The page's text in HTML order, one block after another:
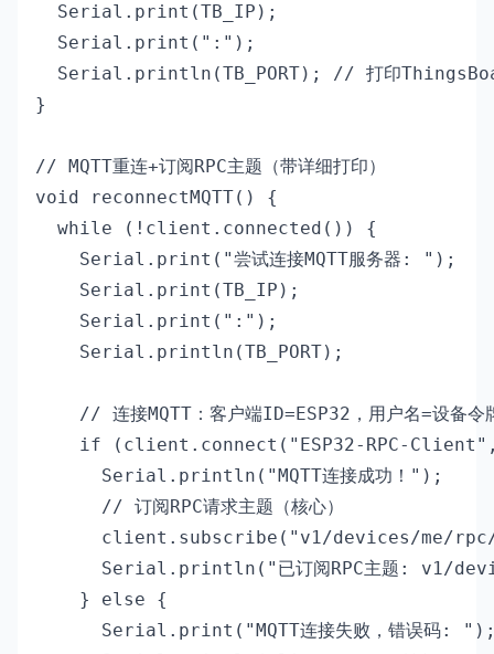
  Serial.print(TB_IP);
  Serial.print(":");
Serial.println(TB_PORT); // 打印
}
// MQTT重连+订阅RPC主题（带详细打印）
void reconnectMQTT() {
  while (!client.connected()) {
    Serial.print("尝试连接MQTT服务器: ");
    Serial.print(TB_IP);
    Serial.print(":");
    Serial.println(TB_PORT);
// 连接MQTT：客户端ID=ESP32，用户名=设备令
if (client.connect("ESP32-RPC-
      Serial.println("MQTT连接成功！");
      // 订阅RPC请求主题（核心）
client.subscribe("v1/devices/me/
Serial.println("已订阅RPC主题: v1/
    } else {
Serial.print("MQTT连接失败，错误码: